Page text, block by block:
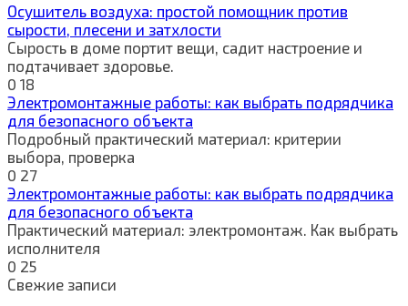
Осушитель воздуха: простой помощник против
сырости, плесени и затхлости
Сырость в доме портит вещи, садит настроение и
подтачивает здоровье.
0 18
Электромонтажные работы: как выбрать подрядчика
для безопасного объекта
Подробный практический материал: критерии
выбора, проверка
0 27
Электромонтажные работы: как выбрать подрядчика
для безопасного объекта
Практический материал: электромонтаж. Как выбрать
исполнителя
0 25
Свежие записи